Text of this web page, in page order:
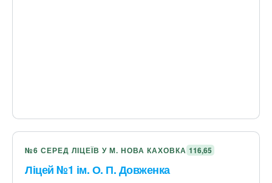
№6 СЕРЕД ЛІЦЕЇВ У М. НОВА КАХОВКА 116,65
Ліцей №1 ім. О. П. Довженка